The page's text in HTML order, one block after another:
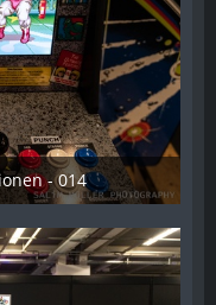
- 014